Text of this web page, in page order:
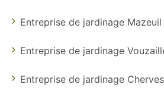
Entreprise de jardinage Mazeuil
Entreprise de jardinage
Entreprise de jardinage Cherves